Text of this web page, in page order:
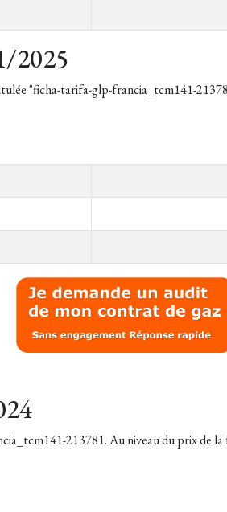
2025
"ficha-tarifa-glp-francia_tcm141-
213781. Au niveau du prix de